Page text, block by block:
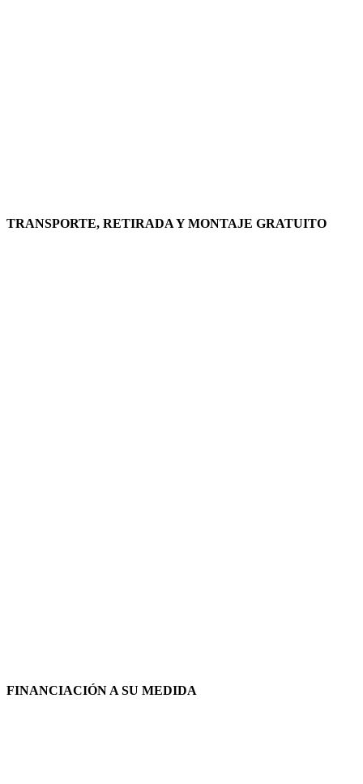
TRANSPORTE, RETIRADA Y MONTAJE GRATUITO
FINANCIACIÓN A SU MEDIDA